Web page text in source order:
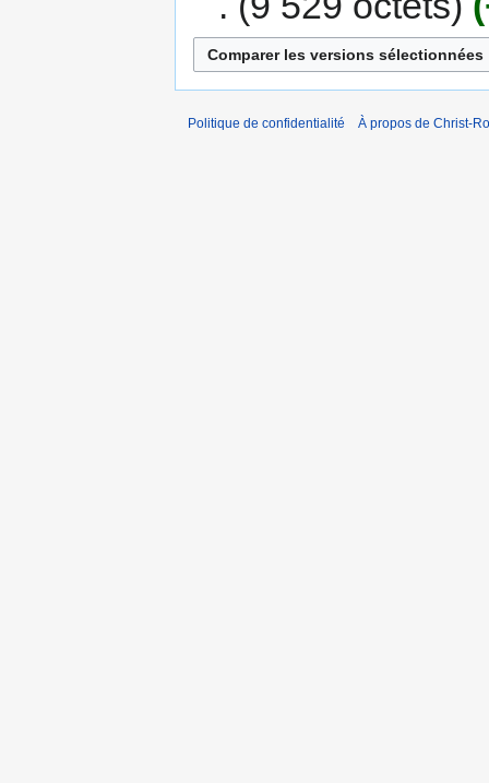
Politique de confidentialité À propos de Christ-